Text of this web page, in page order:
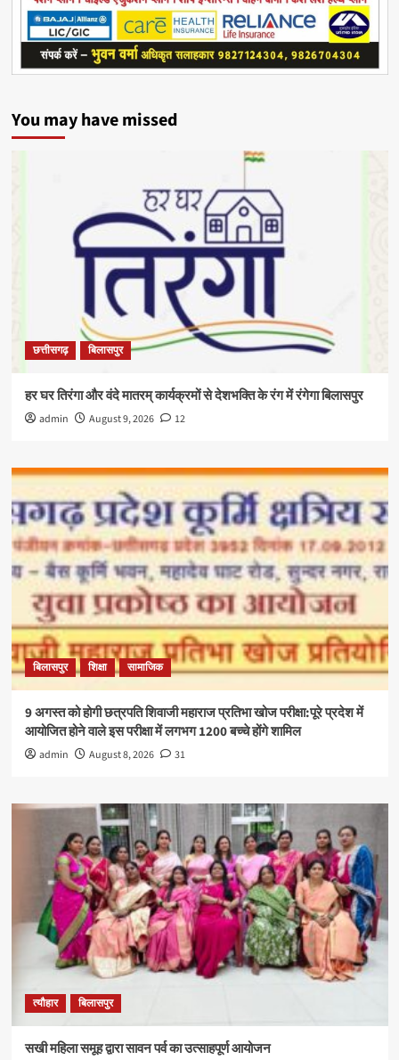
You may have missed
छत्तीसगढ़ बिलासपुर
हर घर तिरंगा और वंदे मातरम् कार्यक्रमों से देशभक्ति के रंग में रंगेगा बिलासपुर
admin August 9, 2026 12
बिलासपुर शिक्षा सामाजिक
9 अगस्त को होगी छत्रपति शिवाजी महाराज प्रतिभा खोज परीक्षा:पूरे प्रदेश में
आयोजित होने वाले इस परीक्षा में लगभग 1200 बच्चे होंगे शामिल
admin August 8, 2026 31
त्यौहार बिलासपुर
सखी महिला समूह द्वारा सावन पर्व का उत्साहपूर्ण आयोजन